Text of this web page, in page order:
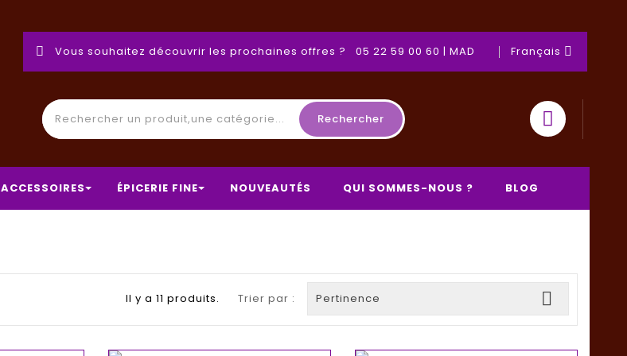
Vous souhaitez découvrir les prochaines offres ? 05 22 59 00 60 | MAD Français 
Rechercher
ACCESSOIRES ÉPICERIE FINE NOUVEAUTÉS QUI SOMMES-NOUS ? BLOG
Il y a 11 produits. Trier par : Pertinence 